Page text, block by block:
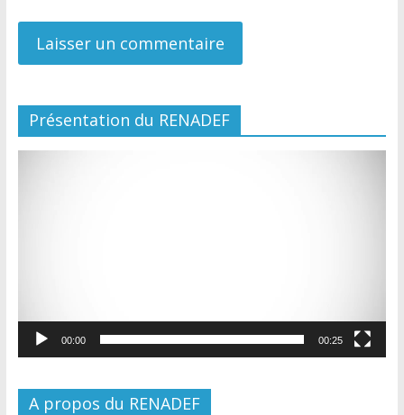
Présentation du RENADEF
00:00 00:25
A propos du RENADEF